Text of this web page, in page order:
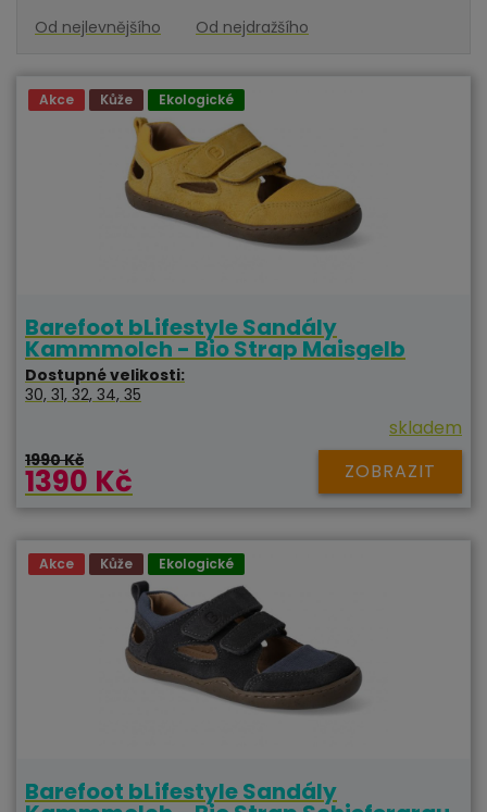
Od nejlevnějšího
Od nejdražšího
Barefoot bLifestyle Sandály
Kammmolch - Bio Strap Maisgelb
Dostupné velikosti:
30, 31, 32, 34, 35
skladem
1990 Kč
1390 Kč ZOBRAZIT
Akce Kůže Ekologické
Barefoot bLifestyle Sandály
Akce Kůže Ekologické